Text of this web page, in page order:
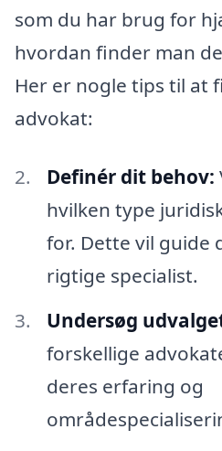
som du har brug for
hvordan finder man
Her er nogle tips til at
advokat:
Definér dit behov:
hvilken type
for. Dette vil guide
rigtige specialist.
Undersøg
forskellige
deres erfaring og